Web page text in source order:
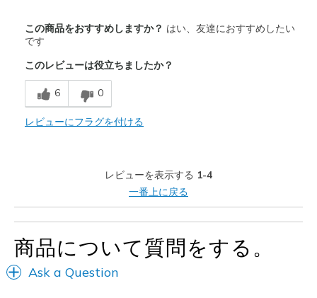
Attractive Design
Comfortable
Stylish
以下に最適
Feels true to width
Feels half size too big
View On Shoes
I'm Really Into Shoes
この商品をおすすめしますか？ はい、友達におすすめしたい
です
このレビューは役立ちましたか？
6 0
レビューにフラグを付ける
レビューを表示する 1-4
一番上に戻る
商品について質問をする。
Ask a Question